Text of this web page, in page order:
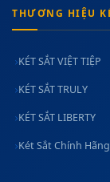
THƯƠNG HIỆU
KÉT SẮT VIỆT TIỆP
KÉT SẮT TRULY
KÉT SẮT LIBERTY
Két Sắt Chính Hãng